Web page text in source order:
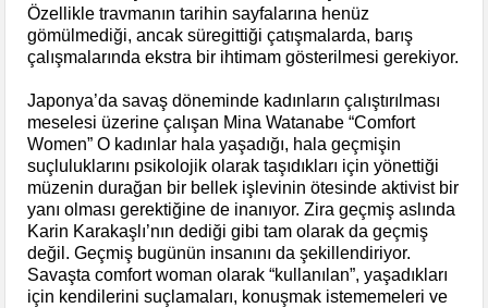
Özellikle travmanın tarihin sayfalarına henüz
gömülmediği, ancak süregittiği çatışmalarda, barış
çalışmalarında ekstra bir ihtimam gösterilmesi gerekiyor.
Japonya’da savaş döneminde kadınların çalıştırılması
meselesi üzerine çalışan Mina Watanabe “Comfort
Women” O kadınlar hala yaşadığı, hala geçmişin
suçluluklarını psikolojik olarak taşıdıkları için yönettiği
müzenin durağan bir bellek işlevinin ötesinde aktivist bir
yanı olması gerektiğine de inanıyor. Zira geçmiş aslında
Karin Karakaşlı’nın dediği gibi tam olarak da geçmiş
değil. Geçmiş bugünün insanını da şekillendiriyor.
Savaşta comfort woman olarak “kullanılan”, yaşadıkları
için kendilerini suçlamaları, konuşmak istememeleri ve